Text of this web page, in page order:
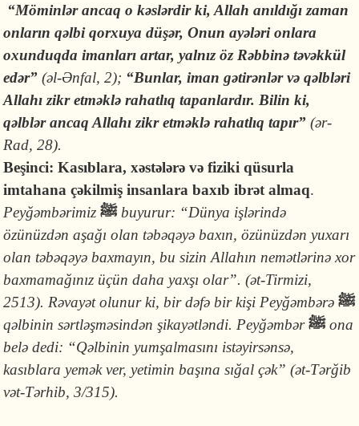
“Möminlər ancaq o kəslərdir ki, Allah anıldığı zaman
onların qəlbi qorxuya düşər, Onun ayələri onlara
oxunduqda imanları artar, yalnız öz Rəbbinə təvəkkül
edər”(əl-Ənfal, 2); “Bunlar, iman gətirənlər və qəlbləri
Allahı zikr etməklə rahatlıq tapanlardır. Bilin ki,
qəlblər ancaq Allahı zikr etməklə rahatlıq tapır”(ər-
Rad, 28).
Beşinci: Kasıblara, xəstələrə və fiziki qüsurla
imtahana çəkilmiş insanlara baxıb ibrət almaq.
Peyğəmbərimizﷺbuyurur: “Dünya işlərində
özünüzdən aşağı olan təbəqəyə baxın, özünüzdən yuxarı
olan təbəqəyə baxmayın, bu sizin Allahın nemətlərinə xor
baxmamağınız üçün daha yaxşı olar”. (ət-Tirmizi,
2513). Rəvayət olunur ki, bir dəfə bir kişi Peyğəmbərəﷺ
qəlbinin sərtləşməsindən şikayətləndi. Peyğəmbərﷺona
belə dedi: “Qəlbinin yumşalmasını istəyirsənsə,
kasıblara yemək ver, yetimin başına sığal çək” (ət-Tərğib
vət-Tərhib, 3/315).